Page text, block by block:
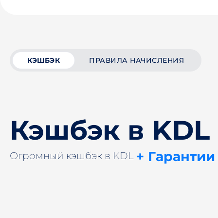
КЭШБЭК ПРАВИЛА НАЧИСЛЕНИЯ
Кэшбэк в KDL
Огромный кэшбэк в KDL + Гарантии